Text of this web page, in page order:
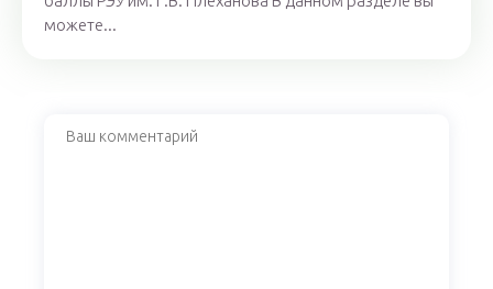
можете...